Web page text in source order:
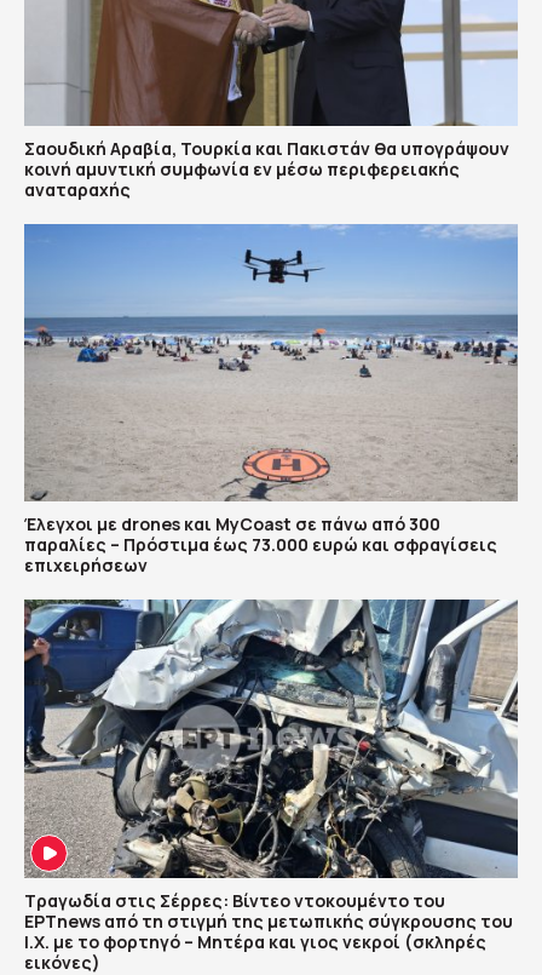
Σαουδική Αραβία, Τουρκία και Πακιστάν θα υπογράψουν
κοινή αμυντική συμφωνία εν μέσω περιφερειακής
αναταραχής
Έλεγχοι με drones και MyCoast σε πάνω από 300
παραλίες – Πρόστιμα έως 73.000 ευρώ και σφραγίσεις
επιχειρήσεων
Τραγωδία στις Σέρρες: Βίντεο ντοκουμέντο του
ΕΡΤnews από τη στιγμή της μετωπικής σύγκρουσης του
Ι.Χ. με το φορτηγό – Μητέρα και γιος νεκροί (σκληρές
εικόνες)